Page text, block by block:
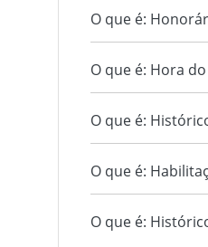
O que é:
O que é: Hora
O que é:
O que é:
O que é: